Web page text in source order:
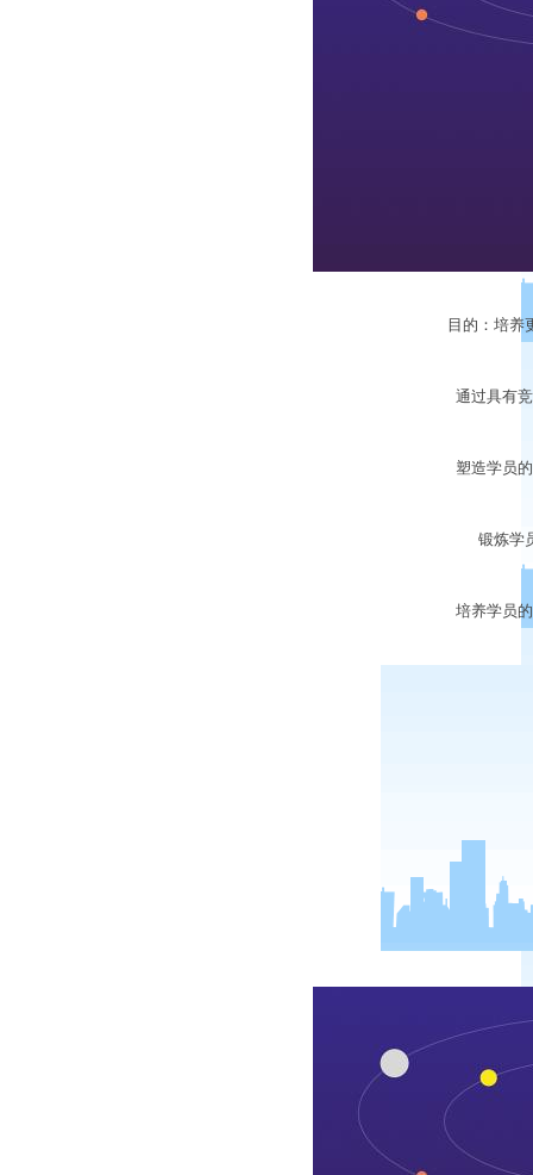
目的：培养更
通过具有竞
塑造学员的
锻炼学员
培养学员的